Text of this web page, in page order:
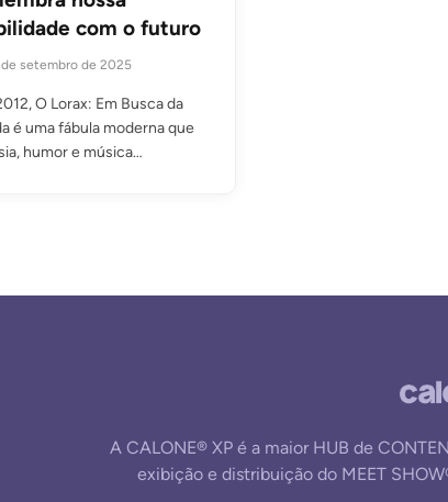
com o futuro
setembro de 2025
O Lorax: Em Busca da
é uma fábula moderna que
humor e música…
A CALONE® XP é a maior HUB de
exibição e distribuição do MEET